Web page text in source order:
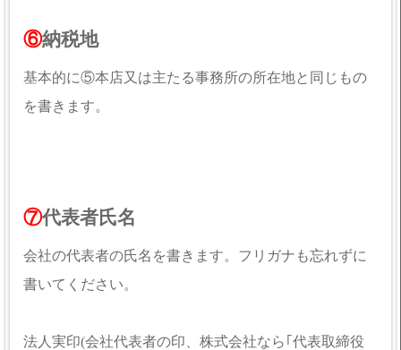
⑥納税地
基本的に⑤本店又は主たる事務所の所在地と同じもの
を書きます。
⑦代表者氏名
会社の代表者の氏名を書きます。フリガナも忘れずに
書いてください。
法人実印(会社代表者の印、株式会社なら｢代表取締役